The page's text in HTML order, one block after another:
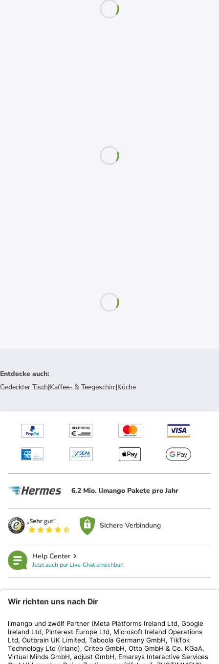
Entdecke auch:
Gedeckter Tisch|Kaffee- & Teegeschirr|Küche
6.2 Mio. limango Pakete pro Jahr
Sichere Verbindung
Help Center
Jetzt auch per Live-Chat erreichbar!
Kundenservice
Shop